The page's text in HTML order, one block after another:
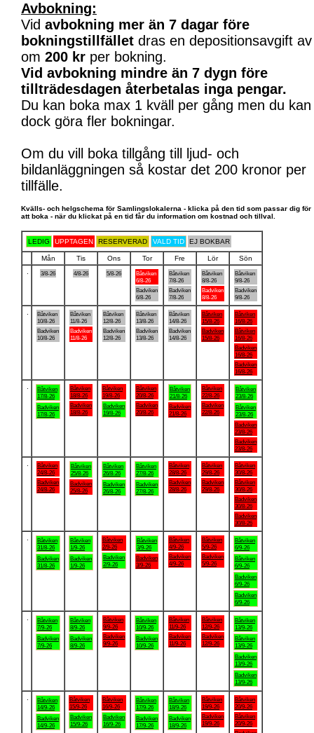
Avbokning:
Vid avbokning mer än 7 dagar före
bokningstillfället dras en depositionsavgift av
om 200 kr per bokning.
Vid avbokning mindre än 7 dygn före
tillträdesdagen återbetalas inga pengar.
Du kan boka max 1 kväll per gång men du kan
dock göra fler bokningar.
Om du vill boka tillgång till ljud- och
bildanläggningen så kostar det 200 kronor per
tillfälle.
Kvälls- och helgschema för Samlingslokalerna - klicka på den tid som passar dig för
att boka - när du klickat på en tid får du information om kostnad och tillval.
LEDIG UPPTAGEN RESERVERAD VALD TID EJ BOKBAR
Mån Tis Ons Tor Fre Lör
Sön
3/8-26 4/8-26 5/8-26
Båtviken
6/8-26
Badviken
6/8-26
Båtviken
7/8-26
Badviken
7/8-26
Båtviken
8/8-26
Badviken
8/8-26
Båtviken
9/8-26
Badviken
9/8-26
Båtviken
10/8-26
Badviken
10/8-26
Båtviken
11/8-26
Badviken
11/8-26
Båtviken
12/8-26
Badviken
12/8-26
Båtviken
13/8-26
Badviken
13/8-26
Båtviken
14/8-26
Badviken
14/8-26
Båtviken
15/8-26
Badviken
15/8-26
Båtviken
16/8-26
Båtviken
16/8-26
Badviken
16/8-26
Badviken
16/8-26
Båtviken
17/8-26
Badviken
17/8-26
Båtviken
18/8-26
Badviken
18/8-26
Båtviken
19/8-26
Badviken
19/8-26
Båtviken
20/8-26
Badviken
20/8-26
Båtviken
21/8-26
Badviken
21/8-26
Båtviken
22/8-26
Badviken
22/8-26
Båtviken
23/8-26
Båtviken
23/8-26
Badviken
23/8-26
Badviken
23/8-26
Båtviken
24/8-26
Badviken
24/8-26
Båtviken
25/8-26
Badviken
25/8-26
Båtviken
26/8-26
Badviken
26/8-26
Båtviken
27/8-26
Badviken
27/8-26
Båtviken
28/8-26
Badviken
28/8-26
Båtviken
29/8-26
Badviken
29/8-26
Båtviken
30/8-26
Båtviken
30/8-26
Badviken
30/8-26
Badviken
30/8-26
Båtviken
31/8-26
Badviken
31/8-26
Båtviken
1/9-26
Badviken
1/9-26
Båtviken
2/9-26
Badviken
2/9-26
Båtviken
3/9-26
Badviken
3/9-26
Båtviken
4/9-26
Badviken
4/9-26
Båtviken
5/9-26
Badviken
5/9-26
Båtviken
6/9-26
Båtviken
6/9-26
Badviken
6/9-26
Badviken
6/9-26
Båtviken
7/9-26
Badviken
7/9-26
Båtviken
8/9-26
Badviken
8/9-26
Båtviken
9/9-26
Badviken
9/9-26
Båtviken
10/9-26
Badviken
10/9-26
Båtviken
11/9-26
Badviken
11/9-26
Båtviken
12/9-26
Badviken
12/9-26
Båtviken
13/9-26
Båtviken
13/9-26
Badviken
13/9-26
Badviken
13/9-26
Båtviken
14/9-26
Badviken
14/9-26
Båtviken
15/9-26
Badviken
15/9-26
Båtviken
16/9-26
Badviken
16/9-26
Båtviken
17/9-26
Badviken
17/9-26
Båtviken
18/9-26
Badviken
18/9-26
Båtviken
19/9-26
Badviken
19/9-26
Båtviken
20/9-26
Båtviken
20/9-26